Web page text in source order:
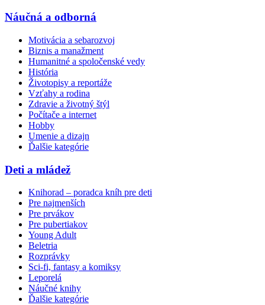
Náučná a odborná
Motivácia a sebarozvoj
Biznis a manažment
Humanitné a spoločenské vedy
História
Životopisy a reportáže
Vzťahy a rodina
Zdravie a životný štýl
Počítače a internet
Hobby
Umenie a dizajn
Ďalšie kategórie
Deti a mládež
Knihorad – poradca kníh pre deti
Pre najmenších
Pre prvákov
Pre pubertiakov
Young Adult
Beletria
Rozprávky
Sci-fi, fantasy a komiksy
Leporelá
Náučné knihy
Ďalšie kategórie